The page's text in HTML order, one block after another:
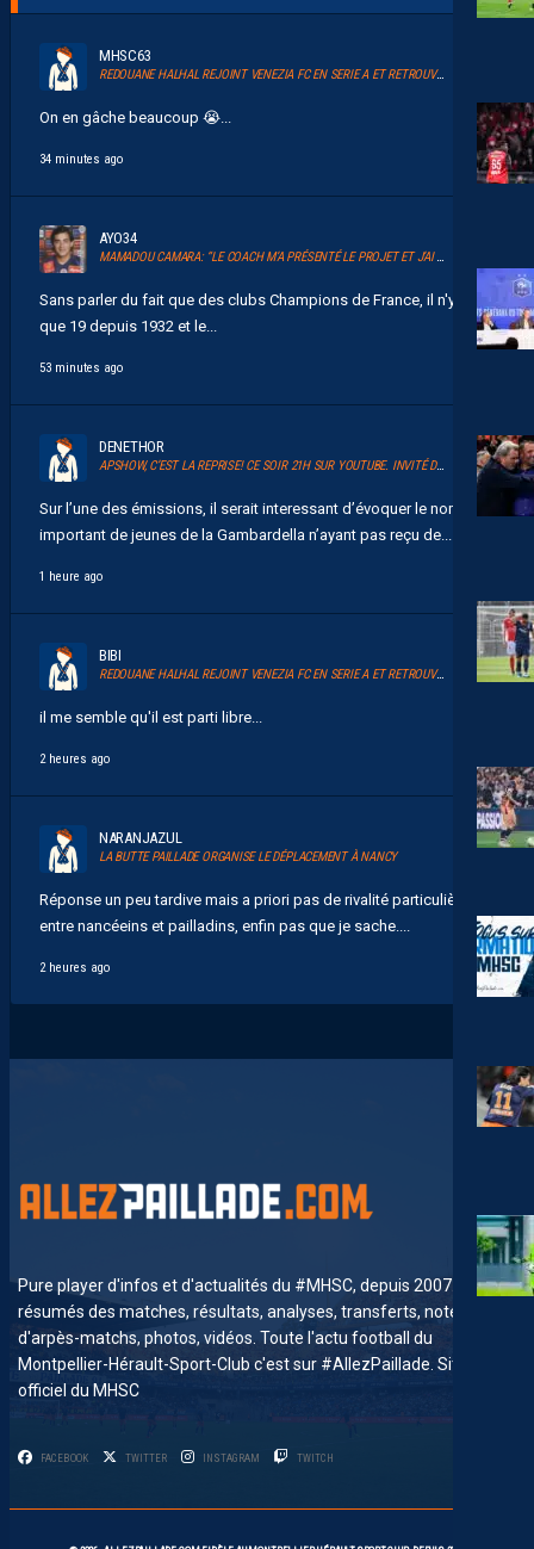
MHSC63
REDOUANE HALHAL REJOINT VENEZIA FC EN SERIE A ET RETROUVERA AKOR ADAMS
On en gâche beaucoup 😭...
34 minutes ago
AYO34
MAMADOU CAMARA: “LE COACH M’A PRÉSENTÉ LE PROJET ET J’AI TOUT DE SUITE ADHÉRÉ.”
Sans parler du fait que des clubs Champions de France, il n'y en a
que 19 depuis 1932 et le...
53 minutes ago
DENETHOR
APSHOW, C’EST LA REPRISE! CE SOIR 21H SUR YOUTUBE. INVITÉ DAVID GLUZMAN DE L’AFTER FOOT.
Sur l’une des émissions, il serait interessant d’évoquer le nombre
important de jeunes de la Gambardella n’ayant pas reçu de...
1 heure ago
BIBI
REDOUANE HALHAL REJOINT VENEZIA FC EN SERIE A ET RETROUVERA AKOR ADAMS
il me semble qu'il est parti libre...
2 heures ago
NARANJAZUL
LA BUTTE PAILLADE ORGANISE LE DÉPLACEMENT À NANCY
Réponse un peu tardive mais a priori pas de rivalité particulière
entre nancéeins et pailladins, enfin pas que je sache....
2 heures ago
Pure player d'infos et d'actualités du #MHSC, depuis 2007. News,
résumés des matches, résultats, analyses, transferts, notes
d'arpès-matchs, photos, vidéos. Toute l'actu football du
Montpellier-Hérault-Sport-Club c'est sur #AllezPaillade. Site non-
officiel du MHSC
FACEBOOK TWITTER INSTAGRAM TWITCH